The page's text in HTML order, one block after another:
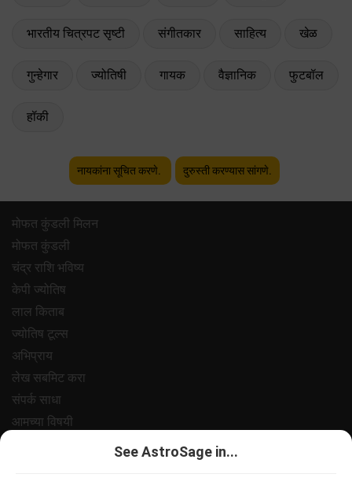
भारतीय चित्रपट सृष्टी संगीतकार साहित्य खेळ
गुन्हेगार ज्योतिषी गायक वैज्ञानिक फुटबॉल
हॉकी
नायकांना सूचित करणे. दुरुस्ती करण्यास सांगणे.
मोफत कुंडली मिलन
मोफत कुंडली
चंद्र राशि भविष्य
केपी ज्योतिष
लाल किताब
ज्योतिष टूल्स
अभिप्राय
लेख सबमिट करा
संपर्क साधा
आमच्या विषयी
See AstroSage in...